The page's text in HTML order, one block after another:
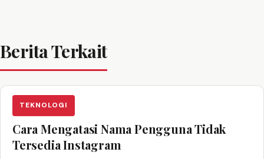
Berita Terkait
TEKNOLOGI
Cara Mengatasi Nama Pengguna Tidak
Tersedia Instagram